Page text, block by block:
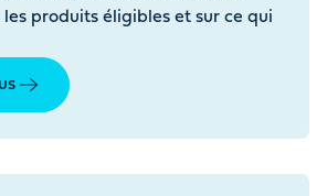
produits éligibles et sur ce qui